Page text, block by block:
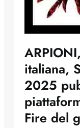
italiana,
2025
Fire del